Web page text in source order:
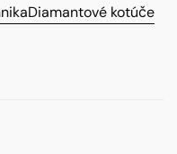
Diamantové kotúče